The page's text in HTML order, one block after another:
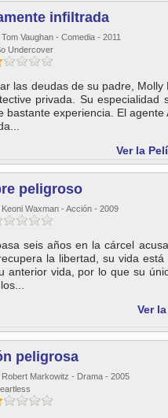
infiltrada
Vaughan - Comedia - 2011
Undercover
las deudas de su padre,
privada. Su especialidad
bastante experiencia. El
Ver la
peligroso
Waxman - Acción - 2009
seis años en la cárcel
la libertad, su vida
anterior vida, por lo que su
Ver
peligrosa
Robert Markowitz - Drama - 2005